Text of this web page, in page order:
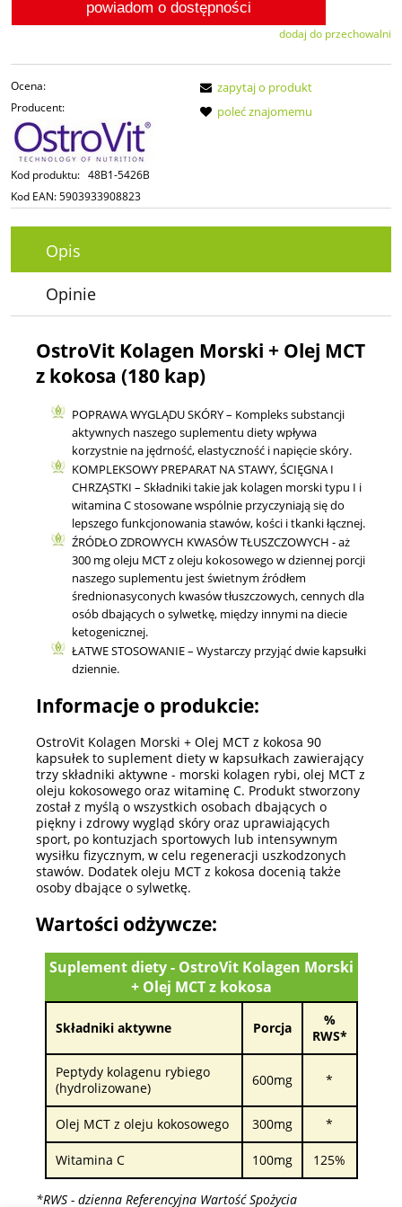
powiadom o dostępności
dodaj do przechowalni
Ocena:
Producent:
Kod produktu: 48B1-5426B
Kod EAN:5903933908823
zapytaj o produkt
poleć znajomemu
Opis
Opinie
OstroVit Kolagen Morski + Olej MCT
z kokosa (180 kap)
POPRAWA WYGLĄDU SKÓRY – Kompleks substancji
aktywnych naszego suplementu diety wpływa
korzystnie na jędrność, elastyczność i napięcie skóry.
KOMPLEKSOWY PREPARAT NA STAWY, ŚCIĘGNA I
CHRZĄSTKI – Składniki takie jak kolagen morski typu I i
witamina C stosowane wspólnie przyczyniają się do
lepszego funkcjonowania stawów, kości i tkanki łącznej.
ŹRÓDŁO ZDROWYCH KWASÓW TŁUSZCZOWYCH - aż
300 mg oleju MCT z oleju kokosowego w dziennej porcji
naszego suplementu jest świetnym źródłem
średnionasyconych kwasów tłuszczowych, cennych dla
osób dbających o sylwetkę, między innymi na diecie
ketogenicznej.
ŁATWE STOSOWANIE – Wystarczy przyjąć dwie kapsułki
dziennie.
Informacje o produkcie:
OstroVit Kolagen Morski + Olej MCT z kokosa 90
kapsułek to suplement diety w kapsułkach zawierający
trzy składniki aktywne - morski kolagen rybi, olej MCT z
oleju kokosowego oraz witaminę C. Produkt stworzony
został z myślą o wszystkich osobach dbających o
piękny i zdrowy wygląd skóry oraz uprawiających
sport, po kontuzjach sportowych lub intensywnym
wysiłku fizycznym, w celu regeneracji uszkodzonych
stawów. Dodatek oleju MCT z kokosa docenią także
osoby dbające o sylwetkę.
Wartości odżywcze:
Suplement diety - OstroVit Kolagen Morski
+ Olej MCT z kokosa
Składniki aktywne Porcja
%
RWS*
Peptydy kolagenu rybiego
(hydrolizowane)
600mg *
Olej MCT z oleju kokosowego 300mg *
Witamina C 100mg 125%
*RWS - dzienna Referencyjna Wartość Spożycia